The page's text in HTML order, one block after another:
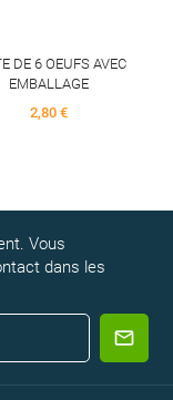
DE 6 OEUFS AVEC
EMBALLAGE
2,80 €
Vous
dans les